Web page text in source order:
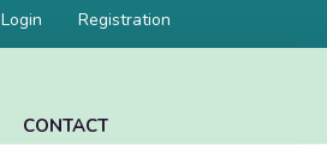
Login Registration
CONTACT